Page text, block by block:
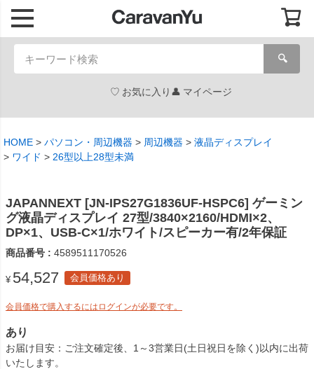
🔍
お気に入り マイページ
HOME パソコン・周辺機器 周辺機器
液晶ディスプレイ
ワイド
26型以上28型未満
JAPANNEXT [JN-IPS27G1836UF-HSPC6] ゲーミン
グ液晶ディスプレイ 27型/3840×2160/HDMI×2、
DP×1、USB-C×1/ホワイト/スピーカー有/2年保証
商品番号 4589511170526
¥ 54,527 会員価格あり
会員価格で購入するにはログインが必要です。
あり
お届け目安
ご注文確定後、1～3営業日(土日祝日を除く)以内に出荷
いたします。